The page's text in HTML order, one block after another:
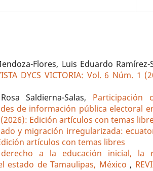
Flores, Luis Eduardo Ramírez-
DYCS VICTORIA: Vol. 6 Núm. 1
Saldierna-Salas, Participación
de información pública electoral
(2026): Edición artículos con temas
y migración irregularizada:
artículos con temas libres
a la educación inicial, la
estado de Tamaulipas, México ,